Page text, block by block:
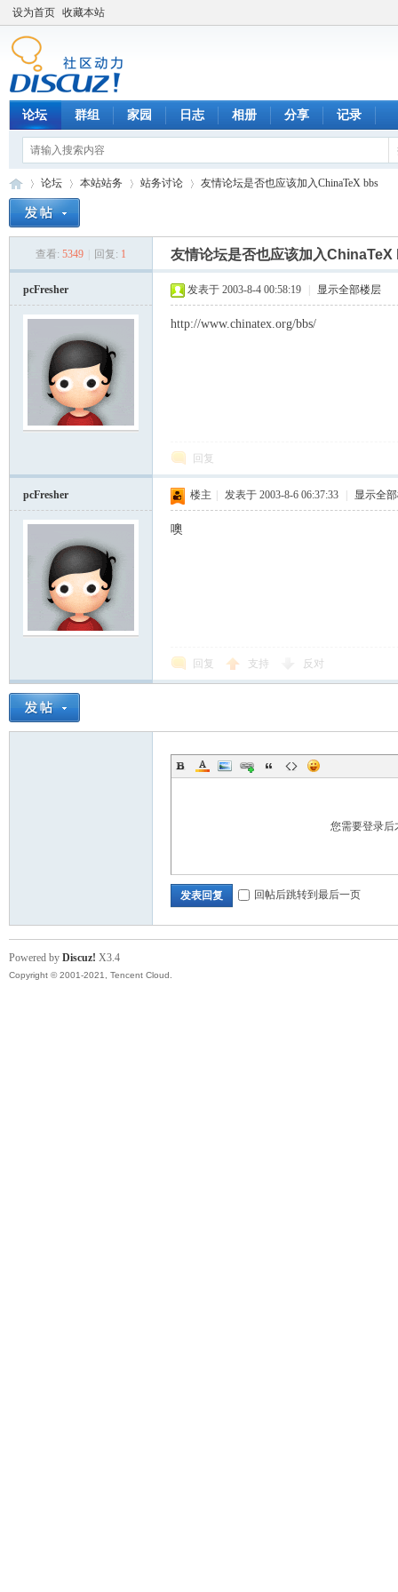
设为首页 收藏本站
论坛 群组 家园 日志 相册 分享 记录
论坛
›
本站站务
›
站务讨论
›
友情论坛是否也应该加入ChinaTeX bbs
查看: 5349 回复: 1 友情论坛是否也应该加入ChinaTeX
pcFresher 发表于 2003-8-4 00:58:19 显示全部楼层
http://www.chinatex.org/bbs/
回复
pcFresher 楼主 发表于 2003-8-6 06:37:33 显示全
噢
回复 支持 反对
您需要登录
发表回复 回帖后跳转到最后一页
Powered by Discuz! X3.4
Copyright © 2001-2021, Tencent Cloud.